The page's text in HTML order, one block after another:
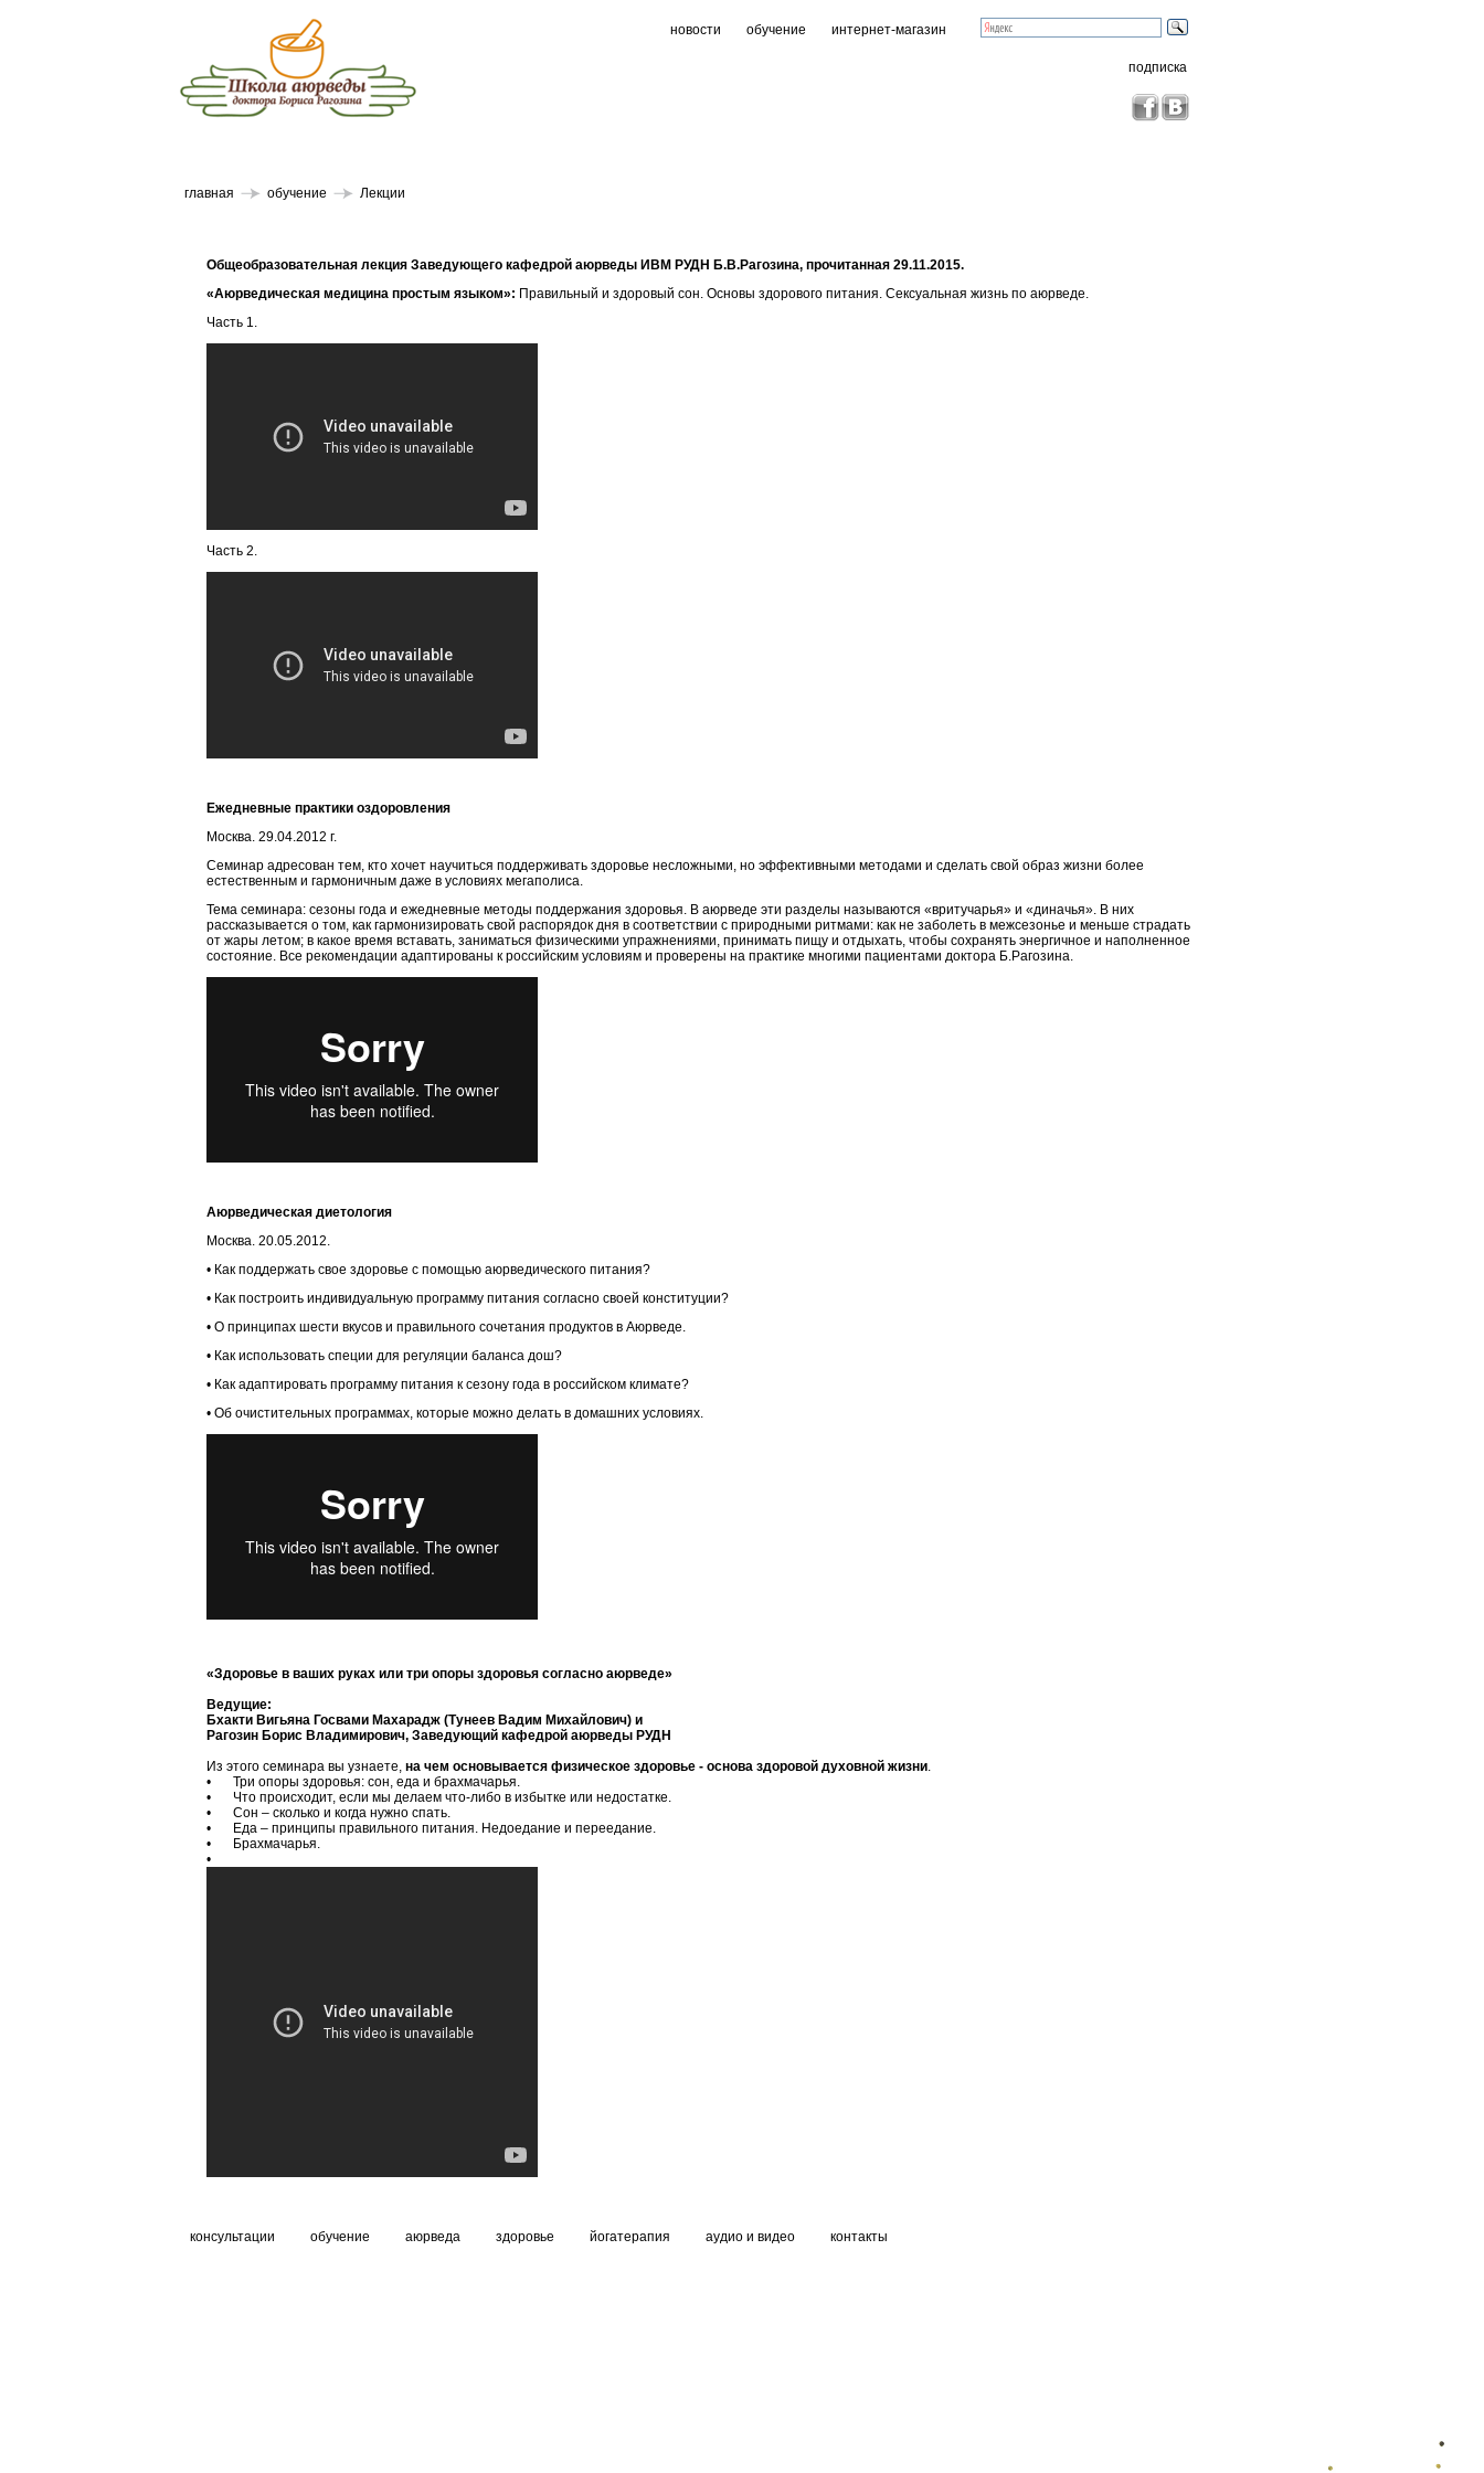
новости обучение интернет-магазин
подписка
главная обучение Лекции
Общеобразовательная лекция Заведующего кафедрой аюрведы ИВМ РУДН Б.В.Рагозина, прочитанная 29.11.2015.
«Аюрведическая медицина простым языком»: Правильный и здоровый сон. Основы здорового питания. Сексуальная жизнь по аюрведе.
Часть 1.
Часть 2.
Ежедневные практики оздоровления
Москва. 29.04.2012 г.
Семинар адресован тем, кто хочет научиться поддерживать здоровье несложными, но эффективными методами и сделать свой образ жизни более
естественным и гармоничным даже в условиях мегаполиса.
Тема семинара: сезоны года и ежедневные методы поддержания здоровья. В аюрведе эти разделы называются «вритучарья» и «диначья». В них
рассказывается о том, как гармонизировать свой распорядок дня в соответствии с природными ритмами: как не заболеть в межсезонье и меньше страдать
от жары летом; в какое время вставать, заниматься физическими упражнениями, принимать пищу и отдыхать, чтобы сохранять энергичное и наполненное
состояние. Все рекомендации адаптированы к российским условиям и проверены на практике многими пациентами доктора Б.Рагозина.
Аюрведическая диетология
Москва. 20.05.2012.
• Как поддержать свое здоровье с помощью аюрведического питания?
• Как построить индивидуальную программу питания согласно своей конституции?
• О принципах шести вкусов и правильного сочетания продуктов в Аюрведе.
• Как использовать специи для регуляции баланса дош?
• Как адаптировать программу питания к сезону года в российском климате?
• Об очистительных программах, которые можно делать в домашних условиях.
«Здоровье в ваших руках или три опоры здоровья согласно аюрведе»
Ведущие:
Бхакти Вигьяна Госвами Махарадж (Тунеев Вадим Михайлович) и
Рагозин Борис Владимирович, Заведующий кафедрой аюрведы РУДН
Из этого семинара вы узнаете, на чем основывается физическое здоровье - основа здоровой духовной жизни.
•
Три опоры здоровья: сон, еда и брахмачарья.
•
Что происходит, если мы делаем что-либо в избытке или недостатке.
•
Сон – сколько и когда нужно спать.
•
Еда – принципы правильного питания. Недоедание и переедание.
•
Брахмачарья.
•
консультации обучение аюрведа здоровье йогатерапия аудио и видео контакты